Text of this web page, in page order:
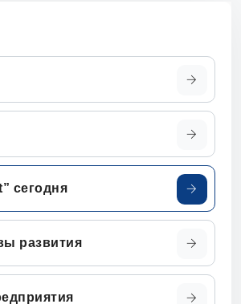
сегодня
развития